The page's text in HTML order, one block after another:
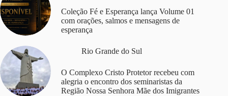
Coleção Fé e Esperança lança Volume 01
com orações, salmos e mensagens de
esperança
Rio Grande do Sul
O Complexo Cristo Protetor recebeu com
alegria o encontro dos seminaristas da
Região Nossa Senhora Mãe dos Imigrantes